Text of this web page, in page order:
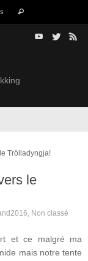
Trölladyngja!
le
, Non classé
et ce malgré ma
mais notre tente